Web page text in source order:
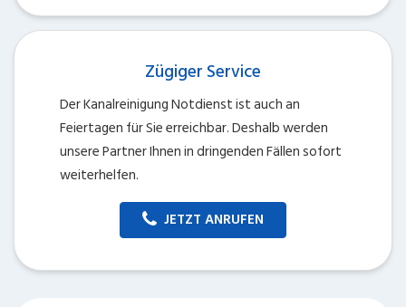
Zügiger Service
Der Kanalreinigung Notdienst ist auch an
Feiertagen für Sie erreichbar. Deshalb werden
unsere Partner Ihnen in dringenden Fällen sofort
weiterhelfen.
JETZT ANRUFEN